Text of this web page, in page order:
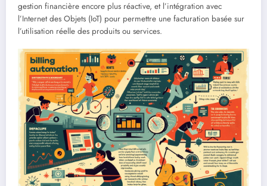
gestion financière encore plus réactive, et l’intégration avec
l’Internet des Objets (IoT) pour permettre une facturation basée sur
l’utilisation réelle des produits ou services.